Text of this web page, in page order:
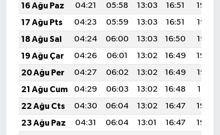
16 Ağu Paz
04:21 05:58 13:03 16:51
19:59
17 Ağu Pts
04:23 05:59 13:03 16:51
19:57
18 Ağu Sal
04:24 06:00 13:03 16:50
19:56
19 Ağu Çar
04:26 06:01 13:02 16:49
19:54
20 Ağu Per
04:27 06:02 13:02 16:49
19:53
21 Ağu Cum
04:29 06:03 13:02 16:48
19:51
22 Ağu Cts
04:30 06:04 13:02 16:47
19:50
23 Ağu Paz
04:31 06:04 13:01 16:47
19:48